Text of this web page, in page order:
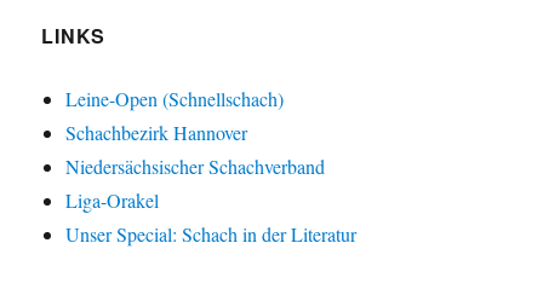
LINKS
Leine-Open (Schnellschach)
Schachbezirk Hannover
Niedersächsischer Schachverband
Liga-Orakel
Unser Special: Schach in der Literatur